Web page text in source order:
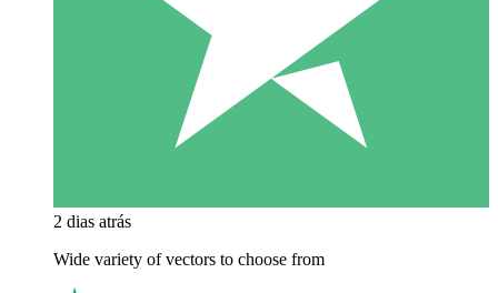
2 dias atrás
Wide variety of vectors to choose from